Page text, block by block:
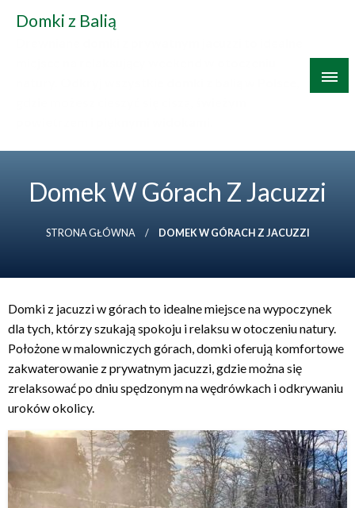
Domki z Balią
Domek W Górach Z Jacuzzi
STRONA GŁÓWNA DOMEK W GÓRACH Z JACUZZI
Domki z jacuzzi w górach to idealne miejsce na wypoczynek
dla tych, którzy szukają spokoju i relaksu w otoczeniu natury.
Położone w malowniczych górach, domki oferują komfortowe
zakwaterowanie z prywatnym jacuzzi, gdzie można się
zrelaksować po dniu spędzonym na wędrówkach i odkrywaniu
uroków okolicy.